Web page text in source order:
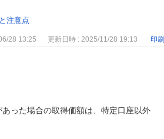
注意点
28 13:25 更新日時 : 2025/11/28 19:13 印刷
った場合の取得価額は、特定口座以外